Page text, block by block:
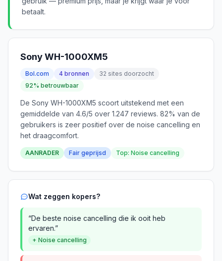
betaalt.
Sony WH-1000XM5
Bol.com 4 bronnen
32 sites doorzocht
92% betrouwbaar
De Sony WH-1000XM5 scoort uitstekend met een
gemiddelde van 4.6/5 over 1.247 reviews. 82% van de
gebruikers is zeer positief over de noise cancelling en
het draagcomfort.
AANRADER Fair geprijsd Top: Noise cancelling
Wat zeggen kopers?
“De beste noise cancelling die ik ooit heb
ervaren.”
+ Noise cancelling